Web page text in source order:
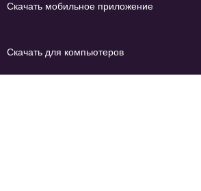
Скачать мобильное приложение
Скачать для компьютеров